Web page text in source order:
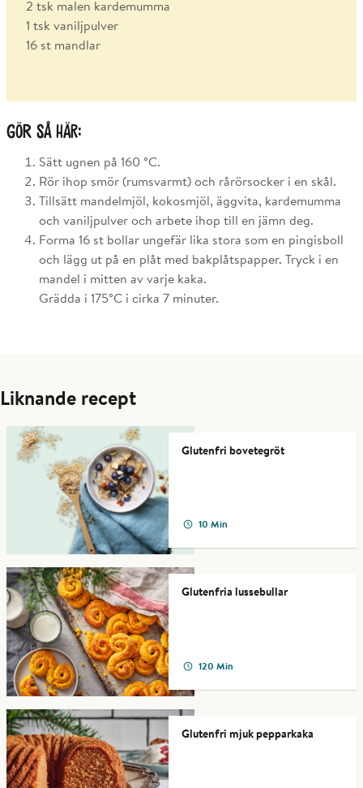
2 tsk malen kardemumma
1 tsk vaniljpulver
16 st mandlar
Gör så här:
Sätt ugnen på 160 °C.
Rör ihop smör (rumsvarmt) och rårörsocker i en skål.
Tillsätt mandelmjöl, kokosmjöl, äggvita, kardemumma
och vaniljpulver och arbete ihop till en jämn deg.
Forma 16 st bollar ungefär lika stora som en pingisboll
och lägg ut på en plåt med bakplåtspapper. Tryck i en
mandel i mitten av varje kaka.
Grädda i 175°C i cirka 7 minuter.
Liknande recept
Glutenfri bovetegröt
10 Min
Glutenfria lussebullar
120 Min
Glutenfri mjuk pepparkaka